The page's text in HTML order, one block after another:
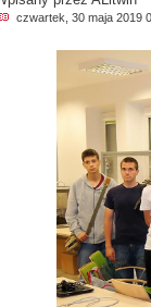
czwartek, 30 maja 2019